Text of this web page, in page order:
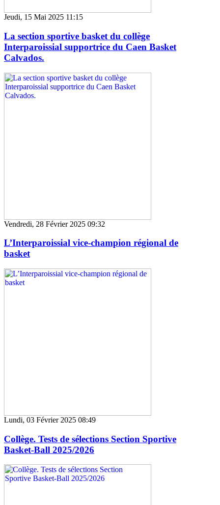
Jeudi, 15 Mai 2025 11:15
La section sportive basket du collège
Interparoissial supportrice du Caen Basket
Calvados.
Vendredi, 28 Février 2025 09:32
L’Interparoissial vice-champion régional de
basket
Lundi, 03 Février 2025 08:49
Collège. Tests de sélections Section Sportive
Basket-Ball 2025/2026